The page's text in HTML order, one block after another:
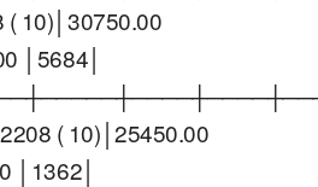
( 10)│30750.00
│5684│
( 10)│25450.00
│1362│